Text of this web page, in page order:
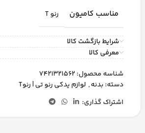
مناسب کامیون رنو T
شرایط بازگشت کالا
معرفی کالا
شناسه محصول: 7421321562
دسته: بدنه, لوازم یدکی رنو تی | رنوT
اشتراک گذاری: